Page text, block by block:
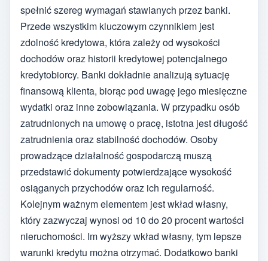
spełnić szereg wymagań stawianych przez banki.
Przede wszystkim kluczowym czynnikiem jest
zdolność kredytowa, która zależy od wysokości
dochodów oraz historii kredytowej potencjalnego
kredytobiorcy. Banki dokładnie analizują sytuację
finansową klienta, biorąc pod uwagę jego miesięczne
wydatki oraz inne zobowiązania. W przypadku osób
zatrudnionych na umowę o pracę, istotna jest długość
zatrudnienia oraz stabilność dochodów. Osoby
prowadzące działalność gospodarczą muszą
przedstawić dokumenty potwierdzające wysokość
osiąganych przychodów oraz ich regularność.
Kolejnym ważnym elementem jest wkład własny,
który zazwyczaj wynosi od 10 do 20 procent wartości
nieruchomości. Im wyższy wkład własny, tym lepsze
warunki kredytu można otrzymać. Dodatkowo banki